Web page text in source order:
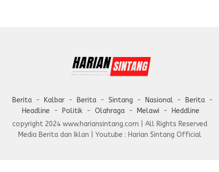
Berita Kalbar Berita Sintang Nasional
Berita
Headline
Politik Olahraga Melawi
Heddline
copyright 2024 www.hariansintang.com | All Rights Reserved
Media Berita dan Iklan | Youtube : Harian Sintang Official